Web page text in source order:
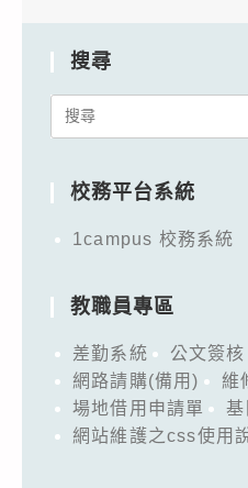
搜尋
Search
校務平台系統
1campus 校務系統
教職員專區
差勤系統 公文簽核
網路請購(備用)
維
場地借用申請單
網站維護之css使用